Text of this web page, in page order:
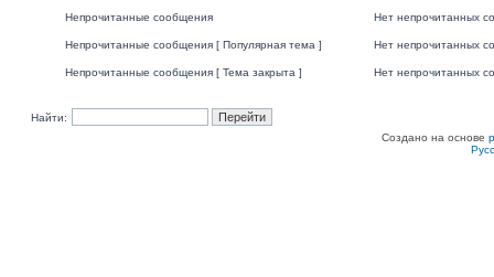
Непрочитанные сообщения Нет непрочитанных
Непрочитанные сообщения [ Популярная тема ] Нет непрочитанных
Непрочитанные сообщения [ Тема закрыта ] Нет непрочитанных
Найти:
Создано на основе